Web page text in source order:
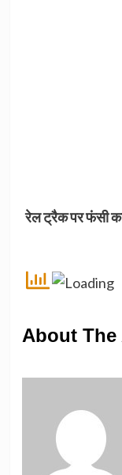
रेल ट्रैक पर फंसी
About